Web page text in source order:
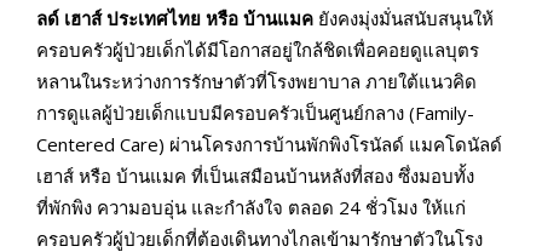
ลด์ เฮาส์ ประเทศไทย หรือ บ้านแมค ยังคงมุ่งมั่นสนับสนุนให้
ครอบครัวผู้ป่วยเด็กได้มีโอกาสอยู่ใกล้ชิดเพื่อคอยดูแลบุตร
หลานในระหว่างการรักษาตัวที่โรงพยาบาล ภายใต้แนวคิด
การดูแลผู้ป่วยเด็กแบบมีครอบครัวเป็นศูนย์กลาง (Family-
Centered Care) ผ่านโครงการบ้านพักพิงโรนัลด์ แมคโดนัลด์
เฮาส์ หรือ บ้านแมค ที่เป็นเสมือนบ้านหลังที่สอง ซึ่งมอบทั้ง
ที่พักพิง ความอบอุ่น และกำลังใจ ตลอด 24 ชั่วโมง ให้แก่
ครอบครัวผู้ป่วยเด็กที่ต้องเดินทางไกลเข้ามารักษาตัวในโรง